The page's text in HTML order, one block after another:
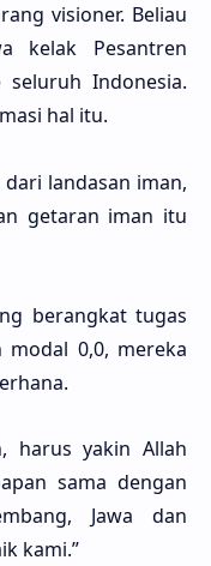
visioner. Beliau
kelak Pesantren
seluruh Indonesia.
hal itu.
landasan iman,
getaran iman itu
berangkat tugas
0,0, mereka
harus yakin Allah
sama dengan
Jawa dan
kami.”